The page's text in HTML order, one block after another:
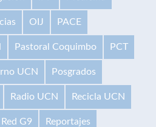
OIJ PACE
Pastoral Coquimbo PCT
UCN Posgrados
Radio UCN Recicla UCN
Red G9 Reportajes